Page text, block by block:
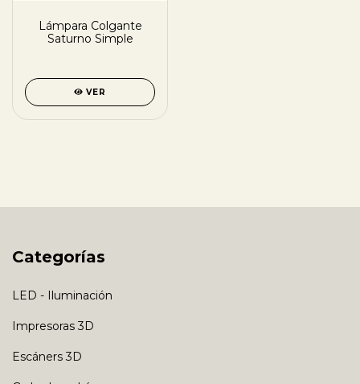
Lámpara Colgante
Saturno Simple
VER
Categorías
LED - Iluminación
Impresoras 3D
Escáners 3D